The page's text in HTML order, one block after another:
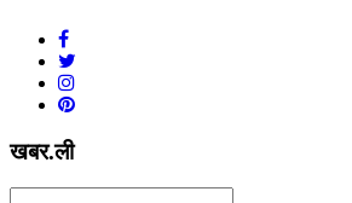
खबर.ली